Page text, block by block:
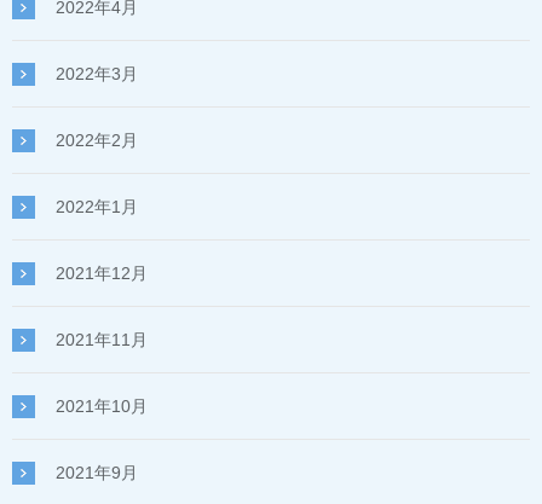
2022年4月
2022年3月
2022年2月
2022年1月
2021年12月
2021年11月
2021年10月
2021年9月